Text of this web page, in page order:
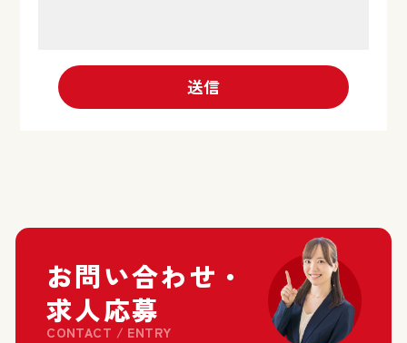
お問い合わせ・
求人応募
CONTACT / ENTRY